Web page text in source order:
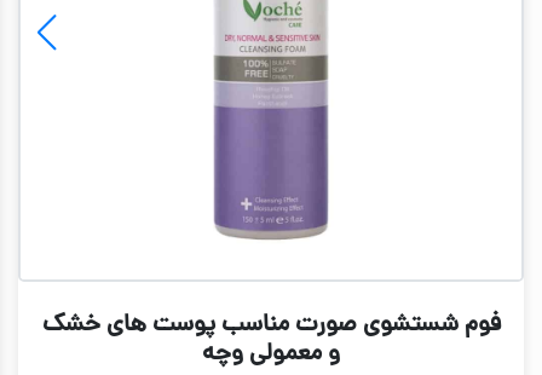
فوم شستشوی صورت مناسب پوست های خشک
و معمولی وچه